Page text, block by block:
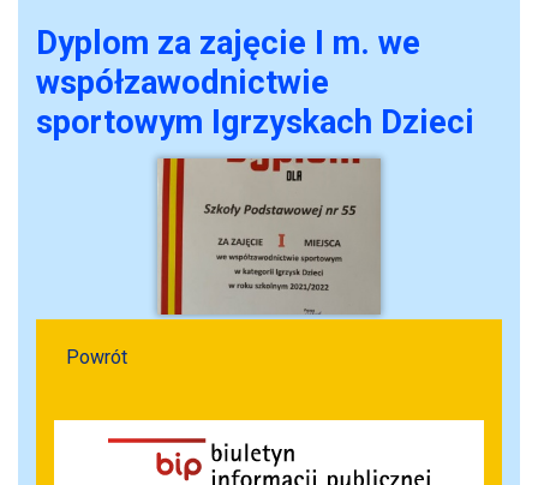
Dyplom za zajęcie I m. we
współzawodnictwie
sportowym Igrzyskach Dzieci
Powrót